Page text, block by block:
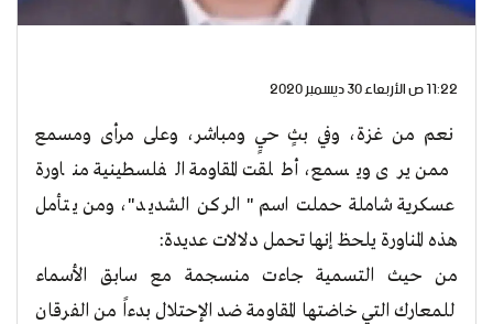
11:22 ص الأربعاء 30 ديسمبر 2020
نعم من غزة، وفي بثٍ حيٍ ومباشر، وعلى مرأى ومسمع
ممن يرى ويسمع، أطلقت المقاومة الفلسطينية مناورة
عسكرية شاملة حملت اسم " الركن الشديد"، ومن يتأمل
هذه المناورة يلحظ إنها تحمل دلالات عديدة:
من حيث التسمية جاءت منسجمة مع سابق الأسماء
للمعارك التي خاضتها المقاومة ضد الإحتلال بدءاً من الفرقان